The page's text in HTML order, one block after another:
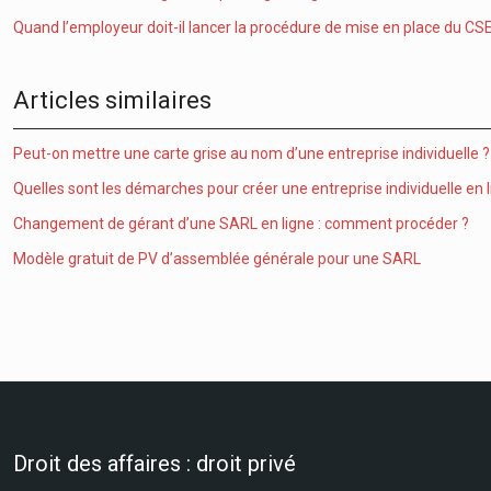
Quand l’employeur doit-il lancer la procédure de mise en place du
Articles similaires
Peut-on mettre une carte grise au nom d’une entreprise individuelle ?
Quelles sont les démarches pour créer une entreprise individuelle en
Changement de gérant d’une SARL en ligne : comment procéder ?
Modèle gratuit de PV d’assemblée générale pour une SARL
Droit des affaires : droit privé